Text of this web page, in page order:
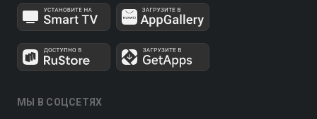
МЫ В СОЦСЕТЯХ